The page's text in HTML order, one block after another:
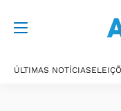
ÚLTIMAS NOTÍCIAS